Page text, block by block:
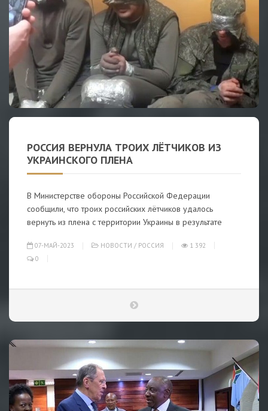
РОССИЯ ВЕРНУЛА ТРОИХ ЛЁТЧИКОВ ИЗ
УКРАИНСКОГО ПЛЕНА
В Министерстве обороны Российской Федерации
сообщили, что троих российских лётчиков удалось
вернуть из плена с территории Украины в результате
07-МАЙ-2023 НОВОСТИ / РОССИЯ
1 392
0